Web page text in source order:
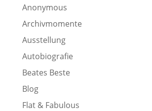
Anonymous
Archivmomente
Ausstellung
Autobiografie
Beates Beste
Blog
Flat & Fabulous